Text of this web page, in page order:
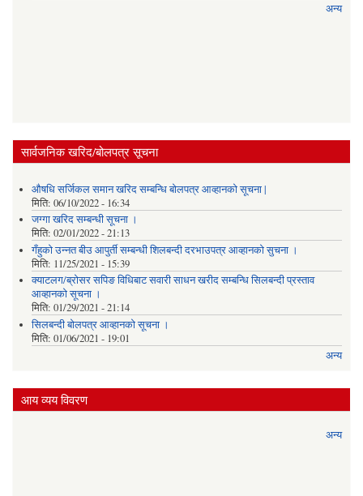
अन्य
सार्वजनिक खरिद/बोलपत्र सूचना
औषधि सर्जिकल समान खरिद सम्बन्धि बोलपत्र आव्हानको सूचना |
मिति: 06/10/2022 - 16:34
जग्गा खरिद सम्बन्धी सूचना ।
मिति: 02/01/2022 - 21:13
गँहुकाे उन्नत बीउ आपुर्ती सम्बन्धी शिलबन्दी दरभाउपत्र आव्हानकाे सुचना ।
मिति: 11/25/2021 - 15:39
क्याटलग/ब्रोसर सपिङ विधिबाट सवारी साधन खरीद सम्बन्धि सिलबन्दी प्रस्ताव
आव्हानको सूचना ।
मिति: 01/29/2021 - 21:14
सिलबन्दी बोलपत्र आव्हानको सूचना ।
मिति: 01/06/2021 - 19:01
अन्य
आय व्यय विवरण
अन्य